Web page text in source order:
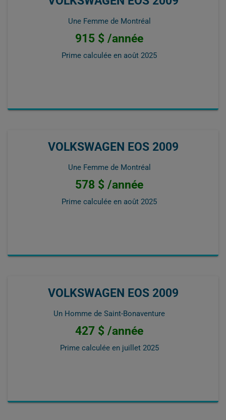
Une Femme de Montréal
915 $ /année
Prime calculée en août 2025
VOLKSWAGEN EOS 2009
Une Femme de Montréal
578 $ /année
Prime calculée en août 2025
VOLKSWAGEN EOS 2009
Un Homme de Saint-Bonaventure
427 $ /année
Prime calculée en juillet 2025